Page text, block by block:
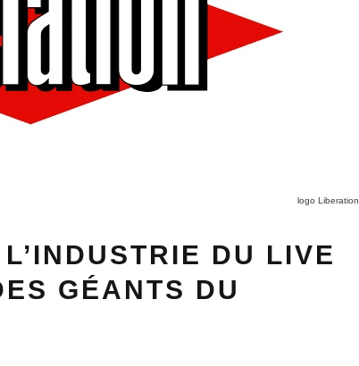
logo Liberation
DU LIVE
GÉANTS DU